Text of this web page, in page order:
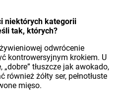
niektórych kategorii
tak, których?
odwrócenie
kontrowersyjnym krokiem. U
tłuszcze jak awokado,
żółty ser, pełnotłuste
mięso.